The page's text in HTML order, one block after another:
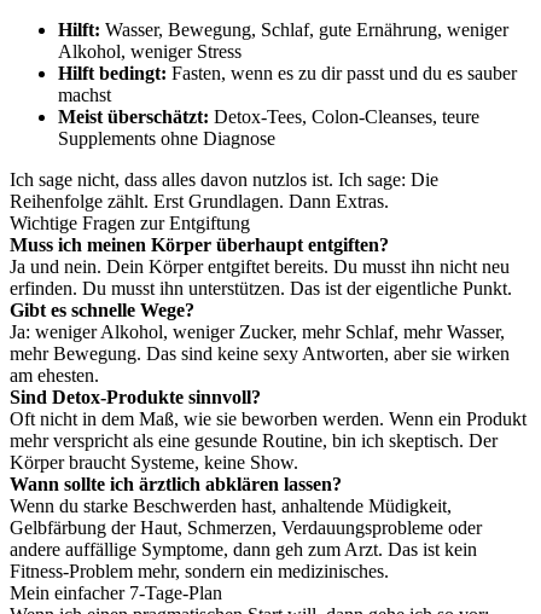
Hilft: Wasser, Bewegung, Schlaf, gute Ernährung, weniger
Alkohol, weniger Stress
Hilft bedingt: Fasten, wenn es zu dir passt und du es sauber
machst
Meist überschätzt: Detox-Tees, Colon-Cleanses, teure
Supplements ohne Diagnose
Ich sage nicht, dass alles davon nutzlos ist. Ich sage: Die
Reihenfolge zählt. Erst Grundlagen. Dann Extras.
Wichtige Fragen zur Entgiftung
Muss ich meinen Körper überhaupt entgiften?
Ja und nein. Dein Körper entgiftet bereits. Du musst ihn nicht neu
erfinden. Du musst ihn unterstützen. Das ist der eigentliche Punkt.
Gibt es schnelle Wege?
Ja: weniger Alkohol, weniger Zucker, mehr Schlaf, mehr Wasser,
mehr Bewegung. Das sind keine sexy Antworten, aber sie wirken
am ehesten.
Sind Detox-Produkte sinnvoll?
Oft nicht in dem Maß, wie sie beworben werden. Wenn ein Produkt
mehr verspricht als eine gesunde Routine, bin ich skeptisch. Der
Körper braucht Systeme, keine Show.
Wann sollte ich ärztlich abklären lassen?
Wenn du starke Beschwerden hast, anhaltende Müdigkeit,
Gelbfärbung der Haut, Schmerzen, Verdauungsprobleme oder
andere auffällige Symptome, dann geh zum Arzt. Das ist kein
Fitness-Problem mehr, sondern ein medizinisches.
Mein einfacher 7-Tage-Plan